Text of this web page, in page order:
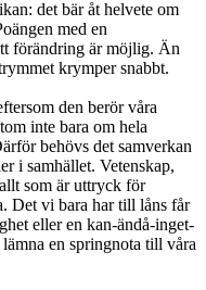
det bär åt helvete om
med en
förändring är möjlig. Än
krymper snabbt.
den berör våra
inte bara om hela
behövs det samverkan
i samhället. Vetenskap,
som är uttryck för
Det vi bara har till låns får
eller en kan-ändå-inget-
en springnota till våra